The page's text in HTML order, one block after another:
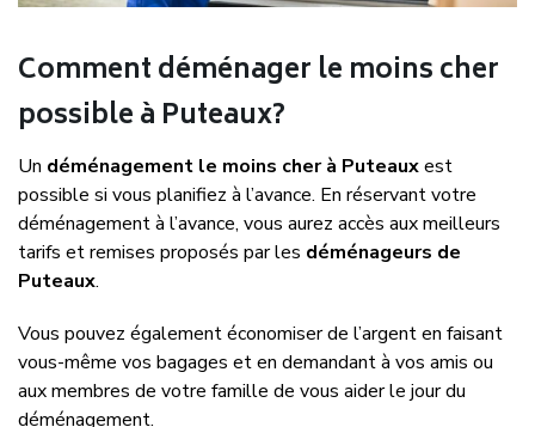
Comment déménager le moins cher
possible à Puteaux?
Un déménagement le moins cher à Puteauxest
possible si vous planifiez à l’avance. En réservant votre
déménagement à l’avance, vous aurez accès aux meilleurs
tarifs et remises proposés par les déménageurs de
Puteaux.
Vous pouvez également économiser de l’argent en faisant
vous-même vos bagages et en demandant à vos amis ou
aux membres de votre famille de vous aider le jour du
déménagement.